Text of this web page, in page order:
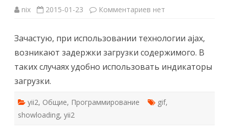
nix 2015-01-23 Комментариев к
загрузки
showloading
нет
Зачастую, при использовании технологии ajax,
возникают задержки загрузки содержимого. В
таких случаях удобно использовать индикаторы
загрузки.
yii2, Общие, Программирование gif,
showloading, yii2